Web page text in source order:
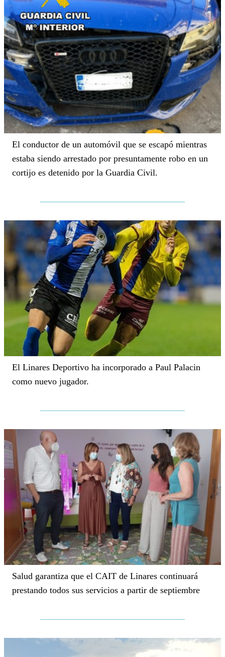
El conductor de un automóvil que se escapó mientras
estaba siendo arrestado por presuntamente robo en un
cortijo es detenido por la Guardia Civil.
El Linares Deportivo ha incorporado a Paul Palacin
como nuevo jugador.
Salud garantiza que el CAIT de Linares continuará
prestando todos sus servicios a partir de septiembre